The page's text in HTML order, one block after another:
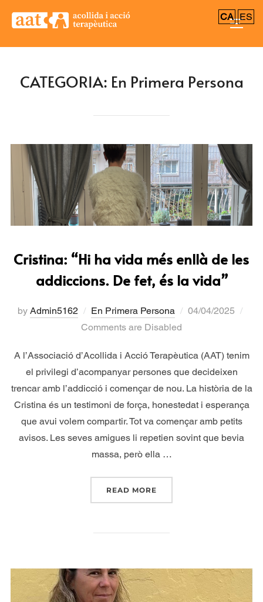
CATEGORIA: En Primera Persona
Cristina: “Hi ha vida més enllà de les
addiccions. De fet, és la vida”
by Admin5162 En Primera Persona
04/04/2025
Comments are Disabled
A l’Associació d’Acollida i Acció Terapèutica (AAT) tenim
el privilegi d’acompanyar persones que decideixen
trencar amb l’addicció i començar de nou. La història de la
Cristina és un testimoni de força, honestedat i esperança
que avui volem compartir. Tot va començar amb petits
avisos. Les seves amigues li repetien sovint que bevia
massa, però ella …
READ MORE
CA ES